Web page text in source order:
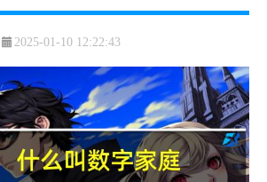
2025-01-10 12:22:43